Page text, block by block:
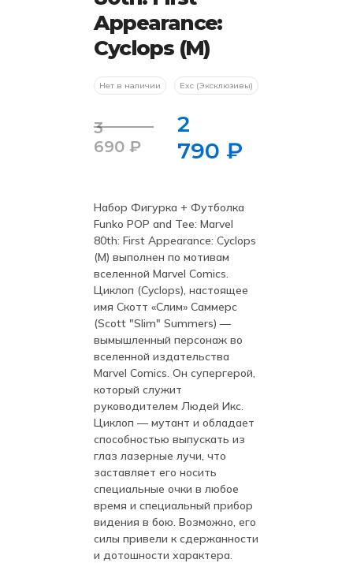
Appearance:
Cyclops (M)
Нет в наличии Exc (Эксклюзивы)
3
690₽
Первоначальная
3
690 ₽.
2
790 ₽
Текущая
790 ₽.
Набор Фигурка + Футболка
Funko POP and Tee: Marvel
80th: First Appearance: Cyclops
(M) выполнен по мотивам
вселенной Marvel Comics.
Циклоп (Cyclops), настоящее
имя Скотт «Слим» Саммерс
(Scott "Slim" Summers) —
вымышленный персонаж во
вселенной издательства
Marvel Comics. Он супергерой,
который служит
руководителем Людей Икс.
Циклоп — мутант и обладает
способностью выпускать из
глаз лазерные лучи, что
заставляет его носить
специальные очки в любое
время и специальный прибор
видения в бою. Возможно, его
силы привели к сдержанности
и дотошности характера.